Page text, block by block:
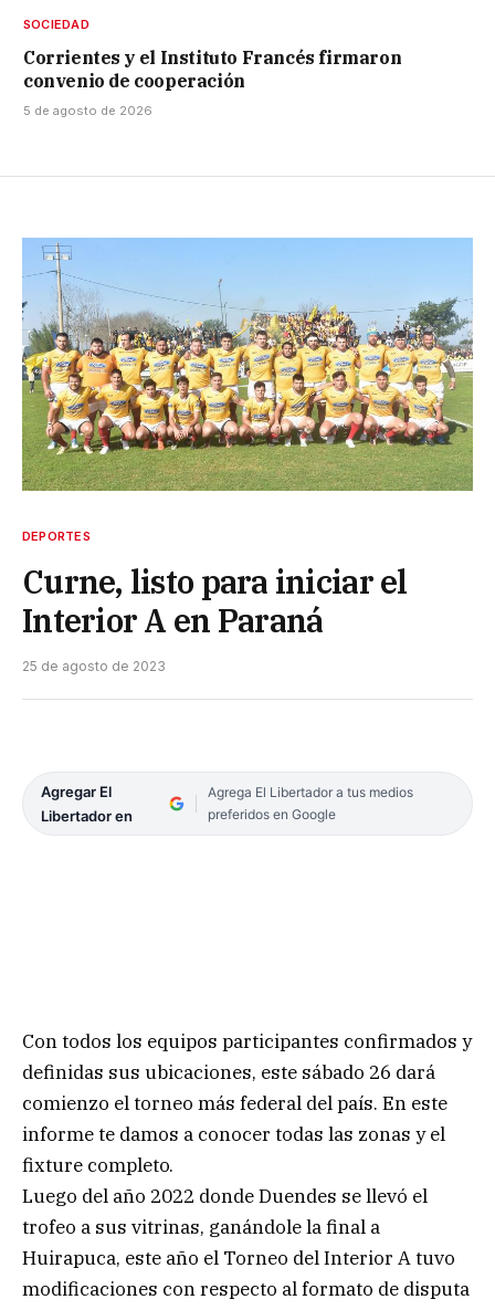
SOCIEDAD
Corrientes y el Instituto Francés firmaron
convenio de cooperación
5 de agosto de 2026
DEPORTES
Curne, listo para iniciar el
Interior A en Paraná
25 de agosto de 2023
Agregar El
Libertador en
Agrega El Libertador a tus medios
preferidos en Google
Con todos los equipos participantes confirmados y
definidas sus ubicaciones, este sábado 26 dará
comienzo el torneo más federal del país. En este
informe te damos a conocer todas las zonas y el
fixture completo.
Luego del año 2022 donde Duendes se llevó el
trofeo a sus vitrinas, ganándole la final a
Huirapuca, este año el Torneo del Interior A tuvo
modificaciones con respecto al formato de disputa